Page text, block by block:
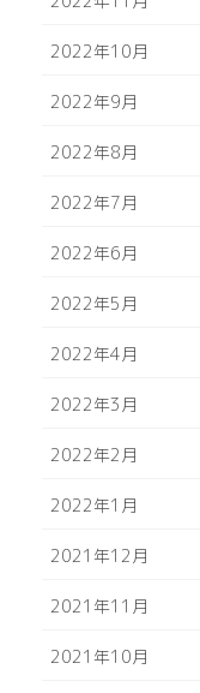
2022年10月
2022年9月
2022年8月
2022年7月
2022年6月
2022年5月
2022年4月
2022年3月
2022年2月
2022年1月
2021年12月
2021年11月
2021年10月